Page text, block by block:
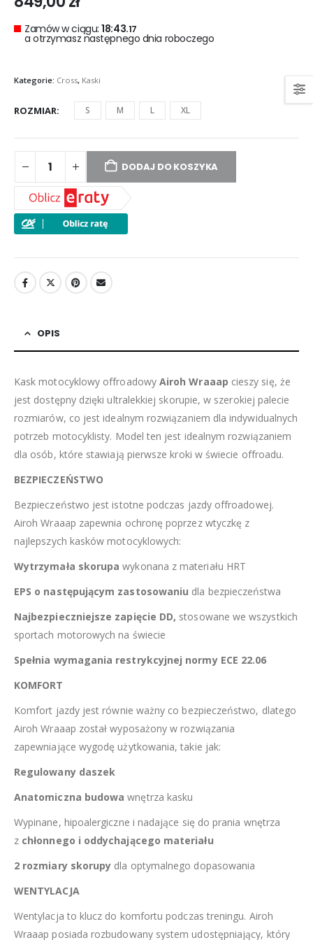
Zamów w ciągu:18:43.17
a otrzymasz następnego dnia roboczego
Kategorie: Cross, Kaski
ROZMIAR S M L XL
DODAJ DO KOSZYKA
OPIS
Kask motocyklowy offroadowy Airoh Wraaap cieszy się, że
jest dostępny dzięki ultralekkiej skorupie, w szerokiej palecie
rozmiarów, co jest idealnym rozwiązaniem dla indywidualnych
potrzeb motocyklisty. Model ten jest idealnym rozwiązaniem
dla osób, które stawiają pierwsze kroki w świecie offroadu.
BEZPIECZEŃSTWO
Bezpieczeństwo jest istotne podczas jazdy offroadowej.
Airoh Wraaap zapewnia ochronę poprzez wtyczkę z
najlepszych kasków motocyklowych:
Wytrzymała skorupa wykonana z materiału HRT
EPS o następującym zastosowaniu dla bezpieczeństwa
Najbezpieczniejsze zapięcie DD, stosowane we wszystkich
sportach motorowych na świecie
Spełnia wymagania restrykcyjnej normy ECE 22.06
KOMFORT
Komfort jazdy jest równie ważny co bezpieczeństwo, dlatego
Airoh Wraaap został wyposażony w rozwiązania
zapewniające wygodę użytkowania, takie jak:
Regulowany daszek
Anatomiczna budowa wnętrza kasku
Wypinane, hipoalergiczne i nadające się do prania wnętrza
z chłonnego i oddychającego materiału
2 rozmiary skorupy dla optymalnego dopasowania
WENTYLACJA
Wentylacja to klucz do komfortu podczas treningu. Airoh
Wraaap posiada rozbudowany system udostępniający, który